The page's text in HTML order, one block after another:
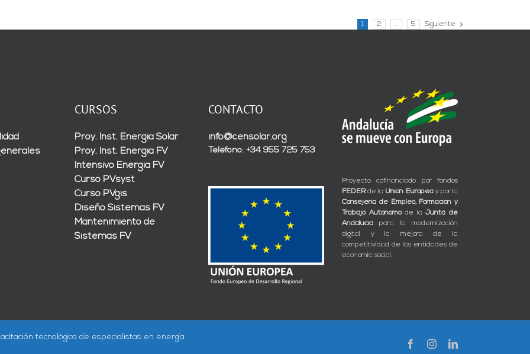
1 2 … 5 Siguiente
CURSOS
Proy. Inst. Energía Solar
Proy. Inst. Energía FV
Intensivo Energía FV
Curso PVsyst
Curso PVgis
Diseño Sistemas FV
Mantenimiento de
Sistemas FV
CONTACTO
info@censolar.org
Teléfono: +34 955 725 753
Proyecto cofinanciado por fondos
FEDERde la Unión Europeay por la
Consejería de Empleo, Formación y
Trabajo Autónomode laJunta de
Andalucía para la modernización
digital y la mejora de la
competitividad de las entidades de
economía social.
tecnológica de especialistas en energía
FacebookInstagramLinkedIn